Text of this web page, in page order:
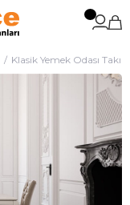
Klasik Yemek Odası